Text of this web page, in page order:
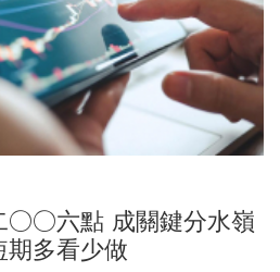
○○六點 成關鍵分水嶺
期多看少做